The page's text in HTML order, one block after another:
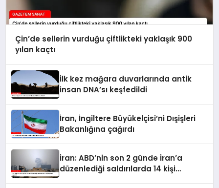
Çin’de sellerin vurduğu çiftlikteki yaklaşık 900
yılan kaçtı
İlk kez mağara duvarlarında antik
insan DNA’sı keşfedildi
İran, İngiltere Büyükelçisi’ni Dışişleri
Bakanlığına çağırdı
İran: ABD’nin son 2 günde İran’a
düzenlediği saldırılarda 14 kişi